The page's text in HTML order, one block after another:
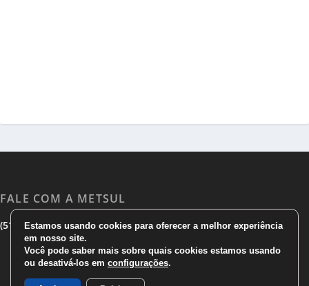
FALE COM A METSUL
(51) 3533 1983|(51)3785 7752| comercial@metsul.com
Estamos usando cookies para oferecer a melhor experiência
em nosso site.
Você pode saber mais sobre quais cookies estamos usando
ou desativá-los em configurações.